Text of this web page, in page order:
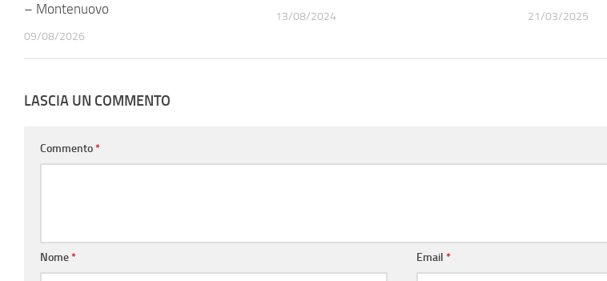
– Montenuovo
09/08/2026
13/08/2024 21/03/2025
LASCIA UN COMMENTO
Commento*
Nome* Email*